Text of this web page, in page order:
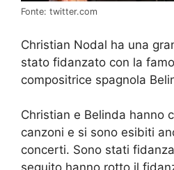
Fonte: twitter.com
Christian Nodal ha una
stato fidanzato con la
compositrice spagnola
Christian e Belinda hanno
canzoni e si sono esibiti
concerti. Sono stati